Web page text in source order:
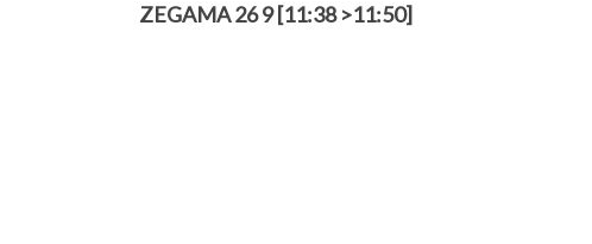
ZEGAMA 26 9 [11:38 >11:50]